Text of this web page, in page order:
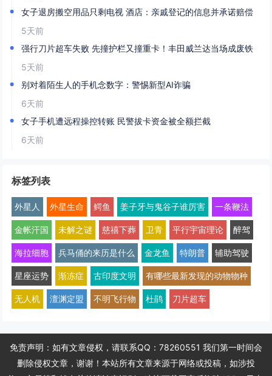
女子退房搬空用品只剩电视 酒店：亲戚登记的信息并承诺赔偿
5天前
强行刀片超车失败 先撞护栏又撞重卡！丰田威兰达当场成废铁
5天前
别对着陌生人的手机念数字：警惕新型AI诈骗
6天前
女子手机遭远程操控转账 民警拔卡资金被全额拦截
6天前
标签列表
外星人 外星生命 鳄鱼 姜子牙与鬼谷子谁厉害 一条鞭法
金帐汗国 未解之谜 慈禧下葬 卫青 平行宇宙理论 醉驾
海拉细胞 兵马俑的来历是什么 金龙鱼 特朗普 辅助驾驶
星座运势 渐冻症 古印度文明 有哪些最新发现的动物物种
无人机 澶渊定盟 不明飞行物 杜鹃 刀片超车
免责声明：如有文章侵权，请联系QQ：78260551 我们第一时间会
删除侵权文章，谢谢！本站所有文章来源于网络或投稿，如涉投